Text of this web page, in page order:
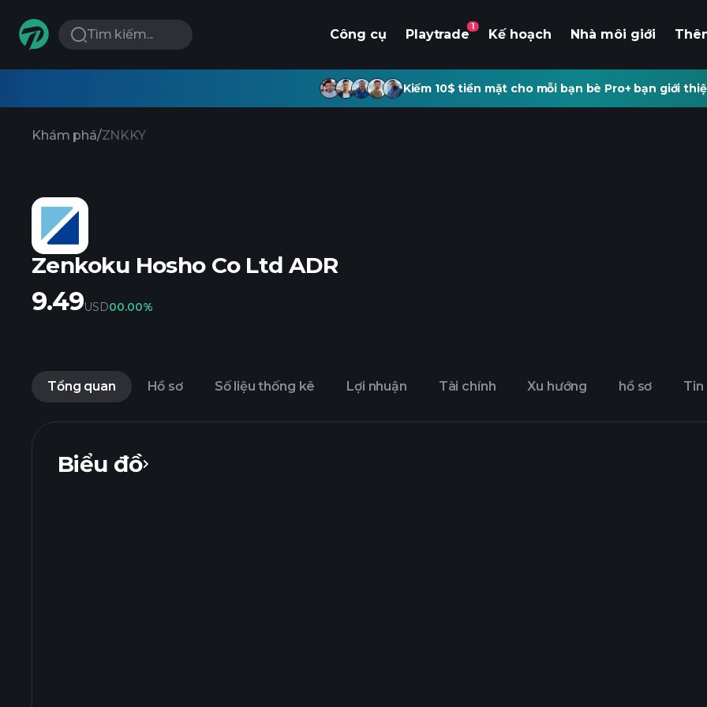
Tìm kiếm... Công cụ Playtrade
1
Kế hoạch Nhà môi giới
Kiếm 10$ tiền mặt cho mỗi bạn bè Pro+ bạn giới
Khám phá/ZNKKY
Zenkoku Hosho Co Ltd ADR
9.49USD00.00%
Tổng quan Hồ sơ Số liệu thống kê Lợi nhuận Tài chính Xu hướng hồ sơ
Biểu đồ